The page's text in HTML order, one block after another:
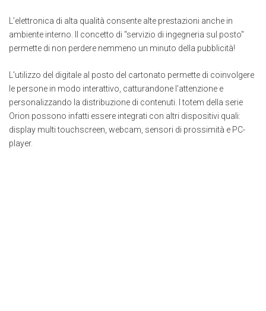
L’elettronica di alta qualità consente alte prestazioni anche in
ambiente interno. Il concetto di "servizio di ingegneria sul posto"
permette di non perdere nemmeno un minuto della pubblicità!
L'utilizzo del digitale al posto del cartonato permette di coinvolgere
le persone in modo interattivo, catturandone l'attenzione e
personalizzando la distribuzione di contenuti. I totem della serie
Orion possono infatti essere integrati con altri dispositivi quali:
display multi touchscreen, webcam, sensori di prossimità e PC-
player.